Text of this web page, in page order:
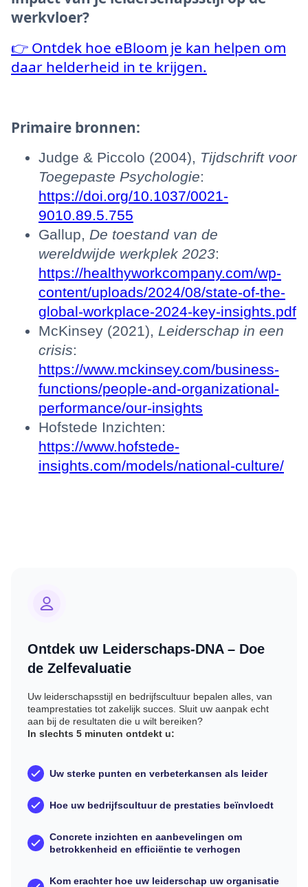
werkvloer?
👉 Ontdek hoe eBloom je kan helpen om
daar helderheid in te krijgen.
Primaire bronnen:
Judge & Piccolo (2004), Tijdschrift voor
Toegepaste Psychologie:
https://doi.org/10.1037/0021-
9010.89.5.755
Gallup, De toestand van de
wereldwijde werkplek 2023:
https://healthyworkcompany.com/wp-
content/uploads/2024/08/state-of-the-
global-workplace-2024-key-insights.pdf
McKinsey (2021), Leiderschap in een
crisis:
https://www.mckinsey.com/business-
functions/people-and-organizational-
performance/our-insights
Hofstede Inzichten:
https://www.hofstede-
insights.com/models/national-culture/
Ontdek uw Leiderschaps-DNA – Doe
de Zelfevaluatie
Uw leiderschapsstijl en bedrijfscultuur bepalen alles, van
teamprestaties tot zakelijk succes. Sluit uw aanpak echt
aan bij de resultaten die u wilt bereiken?
In slechts 5 minuten ontdekt u:
Uw sterke punten en verbeterkansen als leider
Hoe uw bedrijfscultuur de prestaties beïnvloedt
Concrete inzichten en aanbevelingen om
betrokkenheid en efficiëntie te verhogen
Kom erachter hoe uw leiderschap uw organisatie